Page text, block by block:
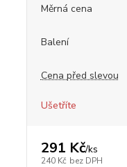
Měrná cena
Balení
Cena před slevou
Ušetříte
291 Kč/ks
240 Kč bez DPH